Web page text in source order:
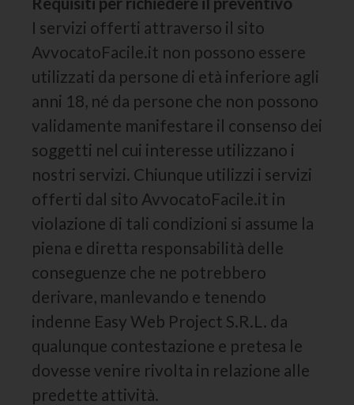
I servizi offerti attraverso il sito
AvvocatoFacile.it non possono essere
utilizzati da persone di età inferiore agli
anni 18, né da persone che non possono
validamente manifestare il consenso dei
soggetti nel cui interesse utilizzano i
nostri servizi. Chiunque utilizzi i servizi
offerti dal sito AvvocatoFacile.it in
violazione di tali condizioni si assume la
piena e diretta responsabilità delle
conseguenze che ne potrebbero
derivare, manlevando e tenendo
indenne Easy Web Project S.R.L. da
qualunque contestazione e pretesa le
dovesse venire rivolta in relazione alle
predette attività.